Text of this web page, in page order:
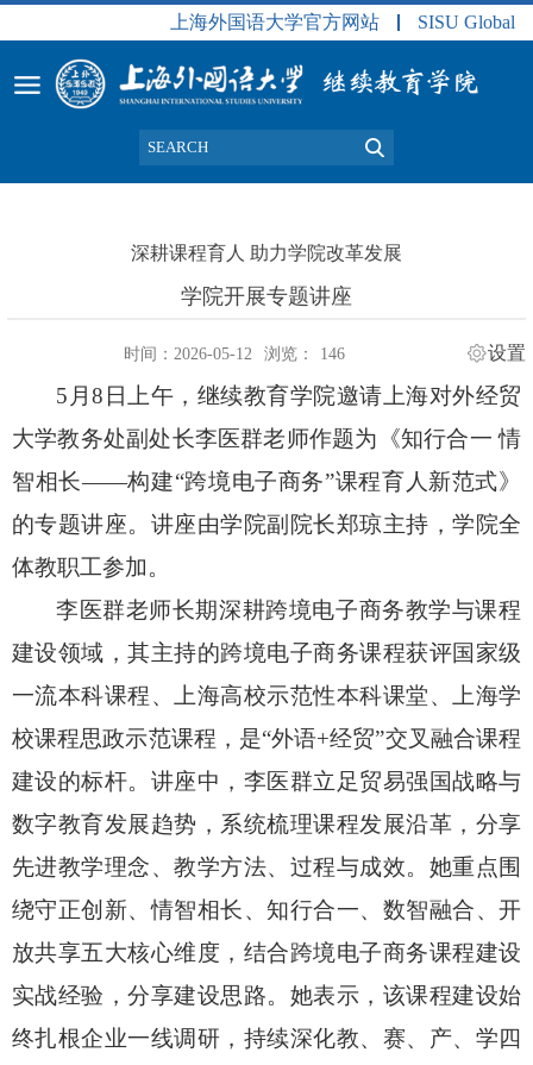
上海外国语大学官方网站 SISU Global
深耕课程育人 助力学院改革发展
学院开展专题讲座
时间：2026-05-12 浏览： 146 设置
5 月 8 日上午，继续教育学院邀请上海对外经贸
大学教务处副处长李医群老师作题为《知行合一 情
智相长——构建“跨境电子商务”课程育人新范式》
的专题讲座。讲座由学院副院长郑琼主持，学院全
体教职工参加。
李医群老师长期深耕跨境电子商务教学与课程
建设领域，其主持的跨境电子商务课程获评国家级
一流本科课程、上海高校示范性本科课堂、上海学
校课程思政示范课程，是“外语+经贸”交叉融合课程
建设的标杆。讲座中，李医群立足贸易强国战略与
数字教育发展趋势，系统梳理课程发展沿革，分享
先进教学理念、教学方法、过程与成效。她重点围
绕守正创新、情智相长、知行合一、数智融合、开
放共享五大核心维度，结合跨境电子商务课程建设
实战经验，分享建设思路。她表示，该课程建设始
终扎根企业一线调研，持续深化教、赛、产、学四